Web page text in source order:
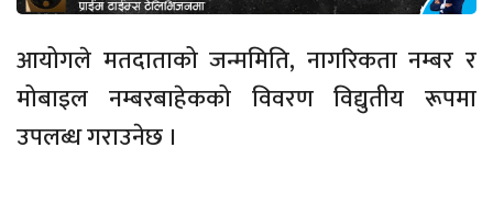
आयोगले मतदाताको जन्ममिति, नागरिकता नम्बर र
मोबाइल नम्बरबाहेकको विवरण विद्युतीय रूपमा
उपलब्ध गराउनेछ ।